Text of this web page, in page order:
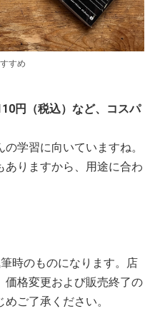
すめ
円（税込）など、コスパ
学習に向いていますね。
ありますから、用途に合わ
時のものになります。店
価格変更および販売終了の
ご了承ください。